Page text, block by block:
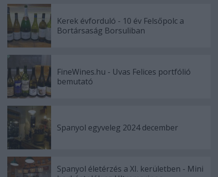
Kerek évforduló - 10 év Felsőpolc a
Bortársaság Borsuliban
FineWines.hu - Uvas Felices portfólió
bemutató
Spanyol egyveleg 2024 december
Spanyol életérzés a XI. kerületben - Mini